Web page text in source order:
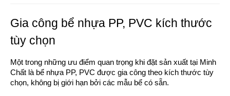
Gia công bể nhựa PP, PVC kích thước
tùy chọn
Một trong những ưu điểm quan trọng khi đặt sản xuất tại Minh
Chất là bể nhựa PP, PVC được gia công theo kích thước tùy
chọn, không bị giới hạn bởi các mẫu bể có sẵn.